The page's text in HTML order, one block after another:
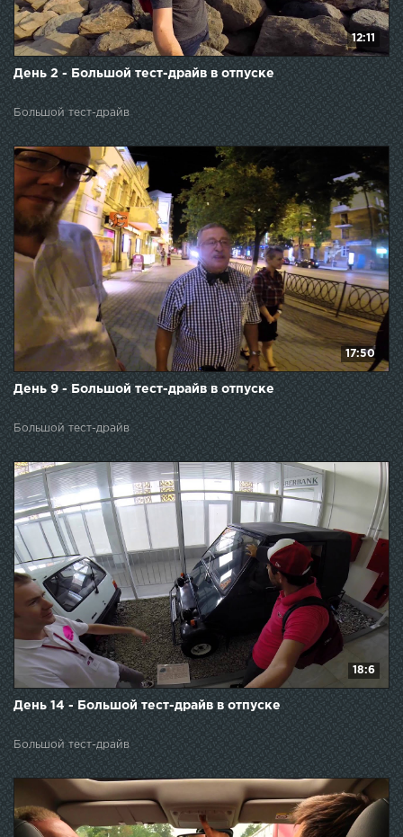
12:11
День 2 - Большой тест-драйв в отпуске
Большой тест-драйв
17:50
День 9 - Большой тест-драйв в отпуске
Большой тест-драйв
18:6
День 14 - Большой тест-драйв в отпуске
Большой тест-драйв